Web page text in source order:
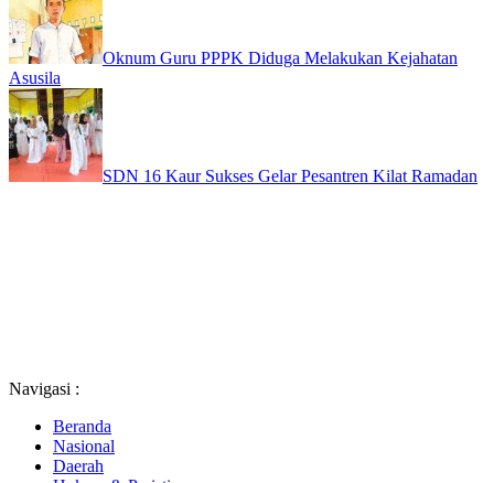
Oknum Guru PPPK Diduga Melakukan Kejahatan
Asusila
SDN 16 Kaur Sukses Gelar Pesantren Kilat Ramadan
Navigasi :
Beranda
Nasional
Daerah